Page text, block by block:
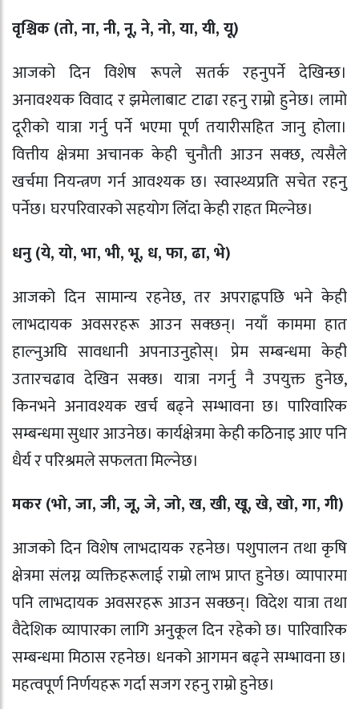
वृश्चिक (तो, ना, नी, नू, ने, नो, या, यी, यू)
आजको दिन विशेष रूपले सतर्क रहनुपर्ने देखिन्छ।
अनावश्यक विवाद र झमेलाबाट टाढा रहनु राम्रो हुनेछ। लामो
दूरीको यात्रा गर्नु पर्ने भएमा पूर्ण तयारीसहित जानु होला।
वित्तीय क्षेत्रमा अचानक केही चुनौती आउन सक्छ, त्यसैले
खर्चमा नियन्त्रण गर्न आवश्यक छ। स्वास्थ्यप्रति सचेत रहनु
पर्नेछ। घरपरिवारको सहयोग लिँदा केही राहत मिल्नेछ।
धनु (ये, यो, भा, भी, भू, ध, फा, ढा, भे)
आजको दिन सामान्य रहनेछ, तर अपराह्नपछि भने केही
लाभदायक अवसरहरू आउन सक्छन्। नयाँ काममा हात
हाल्नुअघि सावधानी अपनाउनुहोस्। प्रेम सम्बन्धमा केही
उतारचढाव देखिन सक्छ। यात्रा नगर्नु नै उपयुक्त हुनेछ,
किनभने अनावश्यक खर्च बढ्ने सम्भावना छ। पारिवारिक
सम्बन्धमा सुधार आउनेछ। कार्यक्षेत्रमा केही कठिनाइ आए पनि
धैर्य र परिश्रमले सफलता मिल्नेछ।
मकर (भो, जा, जी, जू, जे, जो, ख, खी, खू, खे, खो, गा, गी)
आजको दिन विशेष लाभदायक रहनेछ। पशुपालन तथा कृषि
क्षेत्रमा संलग्न व्यक्तिहरूलाई राम्रो लाभ प्राप्त हुनेछ। व्यापारमा
पनि लाभदायक अवसरहरू आउन सक्छन्। विदेश यात्रा तथा
वैदेशिक व्यापारका लागि अनुकूल दिन रहेको छ। पारिवारिक
सम्बन्धमा मिठास रहनेछ। धनको आगमन बढ्ने सम्भावना छ।
महत्वपूर्ण निर्णयहरू गर्दा सजग रहनु राम्रो हुनेछ।